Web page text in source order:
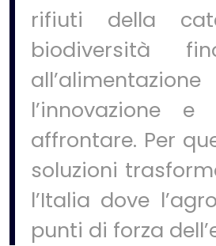
rifiuti della
biodiversità
l’innovazione
affrontare. Per
soluzioni
l’Italia dove
punti di forza